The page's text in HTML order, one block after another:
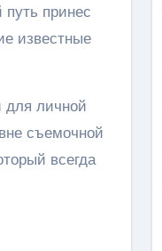
принес
известные
для личной
съемочной
всегда